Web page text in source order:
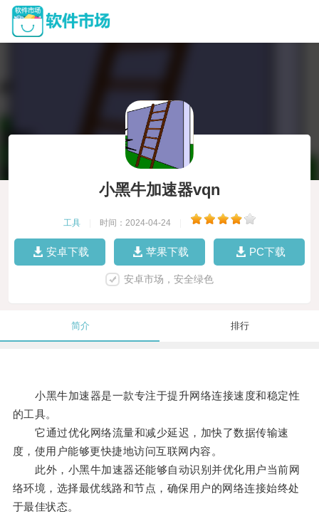
小黑牛加速器vqn
工具 时间：2024-04-24
安卓下载 苹果下载 PC下载
安卓市场，安全绿色
简介 排行
小黑牛加速器是一款专注于提升网络连接速度和稳定性
的工具。
它通过优化网络流量和减少延迟，加快了数据传输速
度，使用户能够更快捷地访问互联网内容。
此外，小黑牛加速器还能够自动识别并优化用户当前网
络环境，选择最优线路和节点，确保用户的网络连接始终处
于最佳状态。